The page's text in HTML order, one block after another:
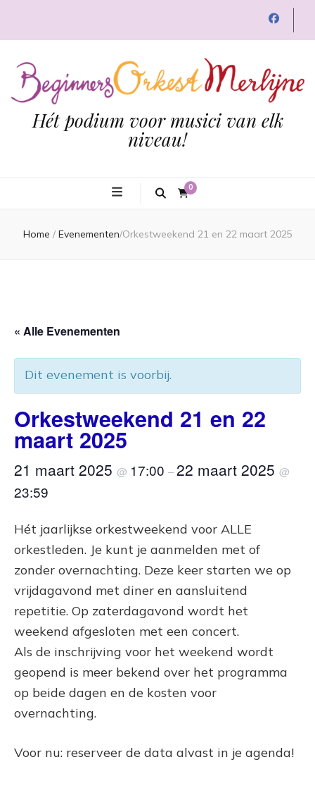
Hét podium voor musici van elk
niveau!
0
Home / Evenementen/Orkestweekend 21 en 22 maart 2025
« Alle Evenementen
Dit evenement is voorbij.
Orkestweekend 21 en 22
maart 2025
21 maart 2025 @ 17:00 –22 maart 2025 @
23:59
Hét jaarlijkse orkestweekend voor ALLE
orkestleden. Je kunt je aanmelden met of
zonder overnachting. Deze keer starten we op
vrijdagavond met diner en aansluitend
repetitie. Op zaterdagavond wordt het
weekend afgesloten met een concert.
Als de inschrijving voor het weekend wordt
geopend is meer bekend over het programma
op beide dagen en de kosten voor
overnachting.
Voor nu: reserveer de data alvast in je agenda!